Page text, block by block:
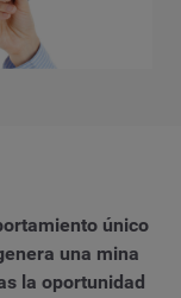
único
una mina
la oportunidad